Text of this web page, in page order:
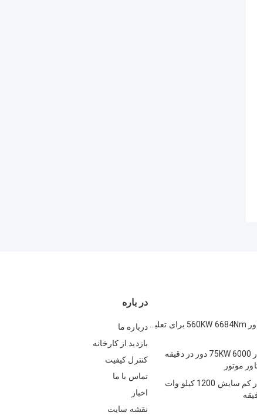
در باره
درباره ما
بازدید از کارخانه
کنترل کیفیت
تماس با ما
اخبار
نقشه سایت
دینامومتر گشتاور 560KW 6684Nm برای تعلیق
دینامومتر موتور 75KW 6000 دور در دقیقه
موتور
دینامومتر موتور کم سایش 1200 کیلو وات